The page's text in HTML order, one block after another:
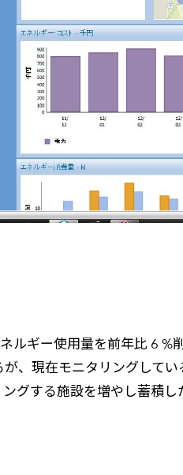
ルギー使用量を前年比 6
、現在モニタリングして
グする施設を増やし蓄積し